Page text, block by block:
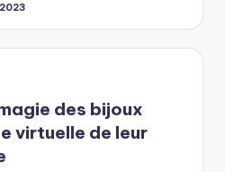
des bijoux
virtuelle de leur